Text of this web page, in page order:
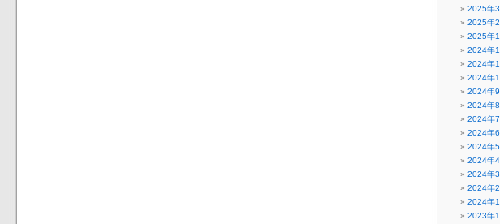
2025年3
2025年2
2025年1
2024年
2024年
2024年
2024年9
2024年8
2024年7
2024年6
2024年5
2024年4
2024年3
2024年2
2024年1
2023年